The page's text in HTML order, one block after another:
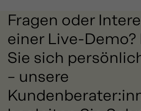
Fragen oder
einer Live-Demo?
Sie sich
– unsere